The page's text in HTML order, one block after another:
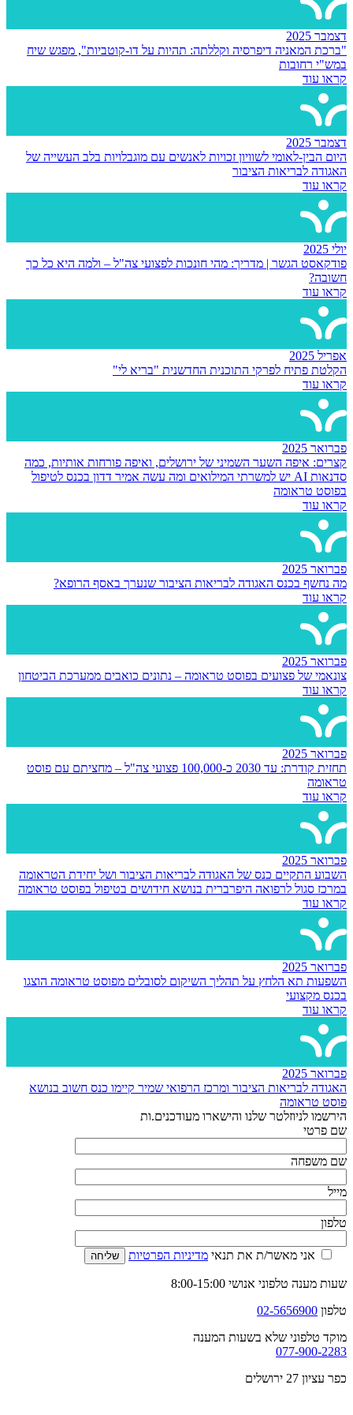
דצמבר 2025
"ברכת המאניה דיפרסיה וקללתה: תהיות על דו-קוטביות", מפגש שיח
במש"י רחובות
קראו עוד
דצמבר 2025
היום הבין-לאומי לשוויון זכויות לאנשים עם מוגבלויות בלב העשייה של
האגודה לבריאות הציבור
קראו עוד
יולי 2025
פודקאסט הגשר | מדריך: מהי חונכות לפצועי צה"ל – ולמה היא כל כך
חשובה?
קראו עוד
אפריל 2025
הקלטת פתיח לפרקי התוכנית החדשנית "בריא לי"
קראו עוד
פברואר 2025
קצרים: איפה השער השמיני של ירושלים, ואיפה פורחות אותיות, כמה
סדנאות AI יש למשרתי המילואים ומה עשה אמיר דדון בכנס לטיפול
בפוסט טראומה
קראו עוד
פברואר 2025
מה נחשף בכנס האגודה לבריאות הציבור שנערך באסף הרופא?
קראו עוד
פברואר 2025
צונאמי של פצועים בפוסט טראומה – נתונים כואבים ממערכת הביטחון
קראו עוד
פברואר 2025
תחזית קודרת: עד 2030 כ-100,000 פצועי צה"ל – מחציתם עם פוסט
טראומה
קראו עוד
פברואר 2025
השבוע התקיים כנס של האגודה לבריאות הציבור ושל יחידת הטראומה
במרכז סגול לרפואה היפרברית בנושא חידושים בטיפול בפוסט טראומה
קראו עוד
פברואר 2025
השפעות תא הלחץ על תהליך השיקום לסובלים מפוסט טראומה הוצגו
בכנס מקצועי
קראו עוד
פברואר 2025
האגודה לבריאות הציבור ומרכז הרפואי שמיר קיימו כנס חשוב בנושא
פוסט טראומה
הירשמו לניוזלטר שלנו והישארו מעודכנים.ות
שם פרטי
שם משפחה
מייל
טלפון
אני מאשר/ת את תנאי מדיניות הפרטיות
שעות מענה טלפוני אנושי 8:00-15:00
טלפון 02-5656900
מוקד טלפוני שלא בשעות המענה
077-900-2283
כפר עציון 27 ירושלים